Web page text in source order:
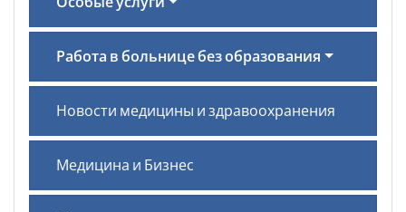
Работа в больнице без образования
Новости медицины и здравоохранения
Медицина и Бизнес